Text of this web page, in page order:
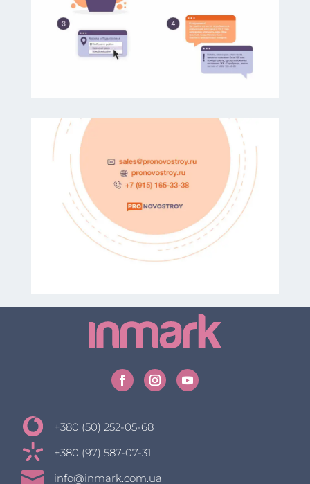
+380 (50) 252-05-68
+380 (97) 587-07-31
 info@inmark.com.ua